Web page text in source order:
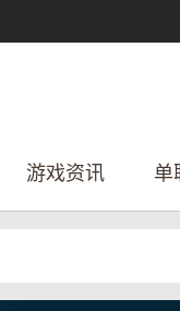
游戏资讯 单